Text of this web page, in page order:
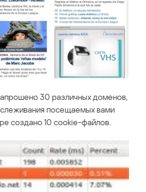
30 различных доменов,
посещаемых вами
создано 10 cookie-файлов.